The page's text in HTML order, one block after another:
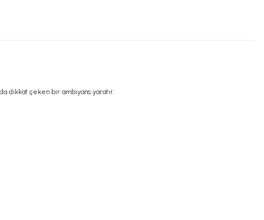
dikkat çeken bir ambiyans yaratır.